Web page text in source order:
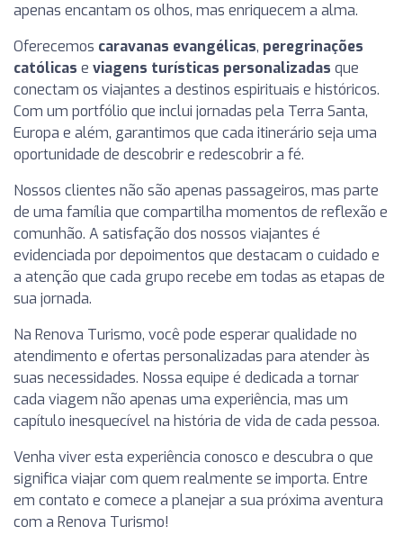
apenas encantam os olhos, mas enriquecem a alma.
Oferecemos caravanas evangélicas, peregrinações
católicas e viagens turísticas personalizadas que
conectam os viajantes a destinos espirituais e históricos.
Com um portfólio que inclui jornadas pela Terra Santa,
Europa e além, garantimos que cada itinerário seja uma
oportunidade de descobrir e redescobrir a fé.
Nossos clientes não são apenas passageiros, mas parte
de uma família que compartilha momentos de reflexão e
comunhão. A satisfação dos nossos viajantes é
evidenciada por depoimentos que destacam o cuidado e
a atenção que cada grupo recebe em todas as etapas de
sua jornada.
Na Renova Turismo, você pode esperar qualidade no
atendimento e ofertas personalizadas para atender às
suas necessidades. Nossa equipe é dedicada a tornar
cada viagem não apenas uma experiência, mas um
capítulo inesquecível na história de vida de cada pessoa.
Venha viver esta experiência conosco e descubra o que
significa viajar com quem realmente se importa. Entre
em contato e comece a planejar a sua próxima aventura
com a Renova Turismo!